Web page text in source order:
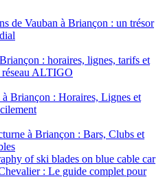
de Vauban à Briançon : un trésor
: horaires, lignes, tarifs et
réseau ALTIGO
Briançon : Horaires, Lignes et
à Briançon : Bars, Clubs et
: Le guide complet pour